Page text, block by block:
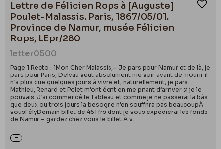
Lettre de Félicien Rops à [Auguste]
Poulet-Malassis. Paris, 1867/05/01.
Province de Namur, musée Félicien
Rops, LEpr/280
letter0500
Page 1 Recto : 1Mon Cher Malassis,– Je pars pour Namur et de là, je
pars pour Paris, Delvau veut absolument me voir avant de mourir il
n’a plus que quelques jours à vivre et, naturellement, je pars.
Mathieu, Renard et Polet m’ont écrit en me priant d’arriver si je le
pouvais. J’ai commencé le Tableau et comme je ne passerai la bàs
que deux ou trois jours la besogne n’en souffrira pas beaucoupÀ
vousFélyDemain billet de 461 frs dont je vous expédierai les fonds
de Namur – gardez chez vous le billet.À v.